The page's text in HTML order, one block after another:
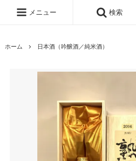
メニュー 検索
ホーム 日本酒（吟醸酒／純米酒）